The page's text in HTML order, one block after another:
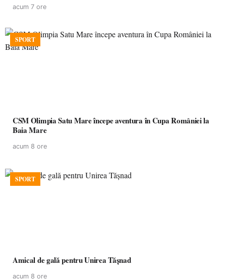
acum 7 ore
SPORT
CSM Olimpia Satu Mare începe aventura în Cupa României la
Baia Mare
acum 8 ore
SPORT
Amical de gală pentru Unirea Tășnad
acum 8 ore